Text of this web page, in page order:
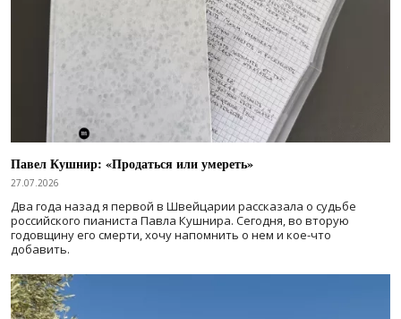
Павел Кушнир: «Продаться или умереть»
27.07.2026
Два года назад я первой в Швейцарии рассказала о судьбе
российского пианиста Павла Кушнира. Сегодня, во вторую
годовщину его смерти, хочу напомнить о нем и кое-что
добавить.